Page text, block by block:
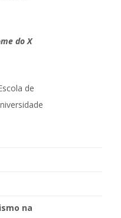
do X
de
na